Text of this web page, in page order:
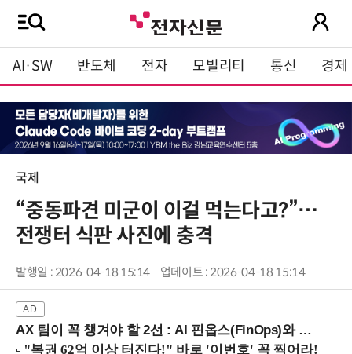
AI·SW 반도체 전자 모빌리티 통신 경제
국제
“중동파견 미군이 이걸 먹는다고?”…
전쟁터 식판 사진에 충격
발행일 : 2026-04-18 15:14 업데이트 : 2026-04-18 15:14
AX 팀이 꼭 챙겨야 할 2선 : AI 핀옵스(FinOps)와 토큰 거버넌스 (8/21 잠실역)